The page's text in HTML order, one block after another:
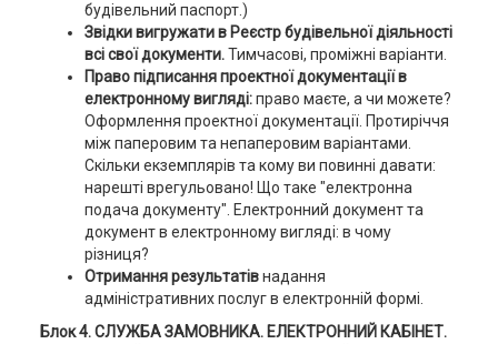
будівельний паспорт.)
Звідки вигружати в Реєстр будівельної діяльності
всі свої документи.Тимчасові, проміжні варіанти.
Право підписання проектної документації в
електронному вигляді:право маєте, а чи можете?
Оформлення проектної документації. Протиріччя
між паперовим та непаперовим варіантами.
Скільки екземплярів та кому ви повинні давати:
нарешті врегульовано! Що таке "електронна
подача документу". Електронний документ та
документ в електронному вигляді: в чому
різниця?
Отримання результатівнадання
адміністративних послуг в електронній формі.
Блок 4. СЛУЖБА ЗАМОВНИКА. ЕЛЕКТРОННИЙ КАБІНЕТ.